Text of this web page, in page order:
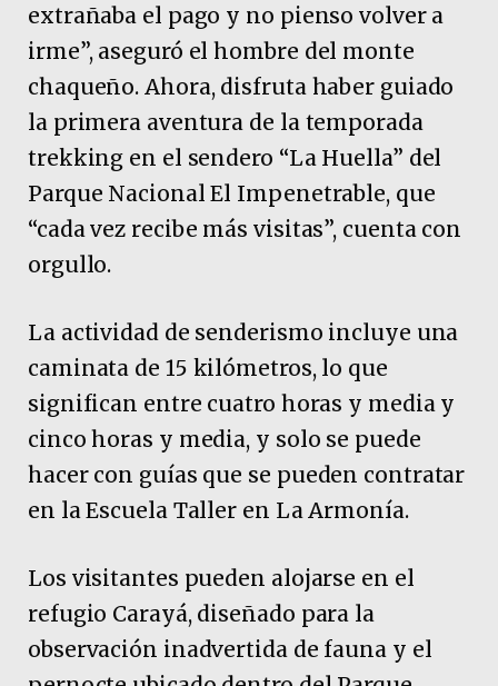
extrañaba el pago y no pienso volver a
irme”, aseguró el hombre del monte
chaqueño. Ahora, disfruta haber guiado
la primera aventura de la temporada
trekking en el sendero “La Huella” del
Parque Nacional El Impenetrable, que
“cada vez recibe más visitas”, cuenta con
orgullo.
La actividad de senderismo incluye una
caminata de 15 kilómetros, lo que
significan entre cuatro horas y media y
cinco horas y media, y solo se puede
hacer con guías que se pueden contratar
en la Escuela Taller en La Armonía.
Los visitantes pueden alojarse en el
refugio Carayá, diseñado para la
observación inadvertida de fauna y el